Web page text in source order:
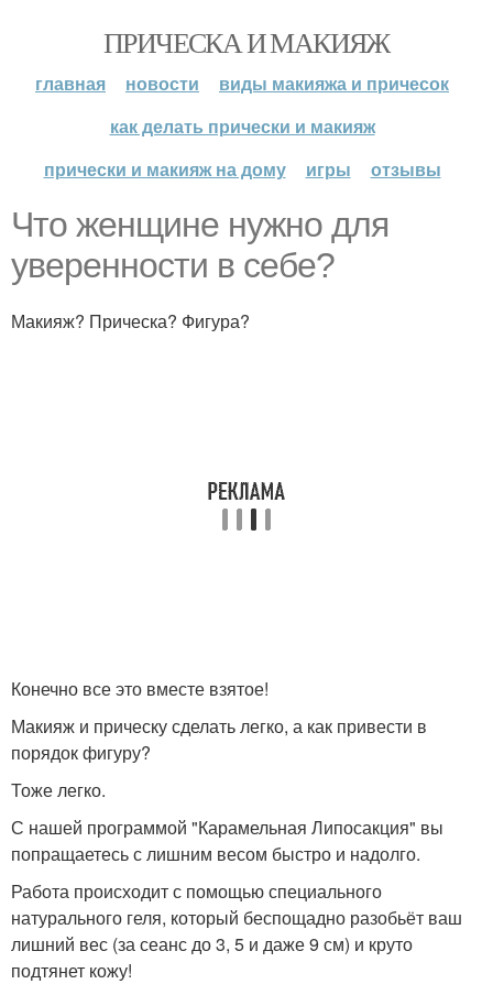
ПРИЧЕСКА И МАКИЯЖ
главная новости
виды макияжа и причесок
как делать прически и макияж
прически и макияж на дому
игры отзывы
Что женщине нужно для
уверенности в себе?
Макияж? Прическа? Фигура?
Конечно все это вместе взятое!
Макияж и прическу сделать легко, а как привести в
порядок фигуру?
Тоже легко.
С нашей программой "Карамельная Липосакция" вы
попращаетесь с лишним весом быстро и надолго.
Работа происходит с помощью специального
натурального геля, который беспощадно разобьёт ваш
лишний вес (за сеанс до 3, 5 и даже 9 см) и круто
подтянет кожу!